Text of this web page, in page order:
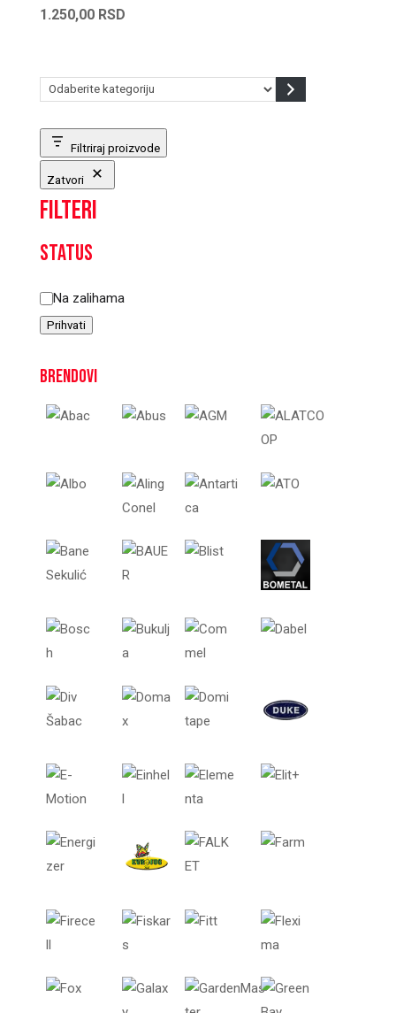
1.250,00 RSD
Odaberite
Filtriraj proizvode
Zatvori
Filteri
Status
Status
Na zalihama
Prihvati
Brendovi